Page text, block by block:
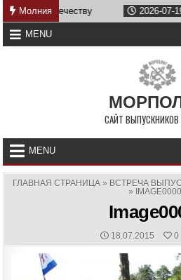
Skip
to
content
Молния
Отечеству 2026-07-19 55
MENU
САЙТ
MENU
ГЛАВНАЯ СТРАНИЦА » ВСТРЕЧА
»
PUBLISHED
DATE:
18.07.2015 0